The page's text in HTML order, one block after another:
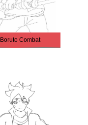
Boruto Combat